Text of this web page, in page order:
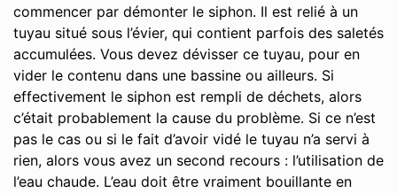
commencer par démonter le siphon. Il est relié à un
tuyau situé sous l’évier, qui contient parfois des saletés
accumulées. Vous devez dévisser ce tuyau, pour en
vider le contenu dans une bassine ou ailleurs. Si
effectivement le siphon est rempli de déchets, alors
c’était probablement la cause du problème. Si ce n’est
pas le cas ou si le fait d’avoir vidé le tuyau n’a servi à
rien, alors vous avez un second recours : l’utilisation de
l’eau chaude. L’eau doit être vraiment bouillante en